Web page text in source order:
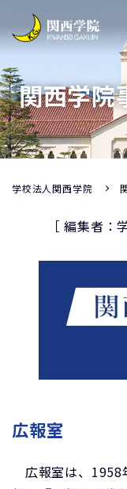
関西学院
学校法人関西学院
［ 編集者：
広報室
広報室は、1958